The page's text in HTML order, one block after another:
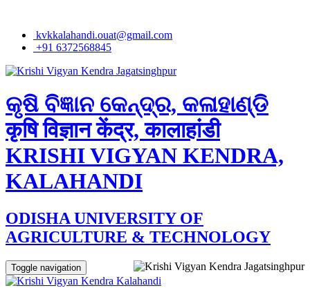
kvkkalahandi.ouat@gmail.com
+91 6372568845
କୃଷି ବିଜ୍ଞାନ କେନ୍ଦ୍ର, କଳାହାଣ୍ଡି
कृषि विज्ञान केंद्र, कालाहांडी
KRISHI VIGYAN KENDRA,
KALAHANDI
ODISHA UNIVERSITY OF
AGRICULTURE & TECHNOLOGY
Toggle navigation